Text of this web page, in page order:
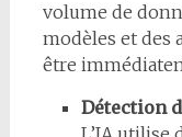
volume de
modèles et des
être
Détection